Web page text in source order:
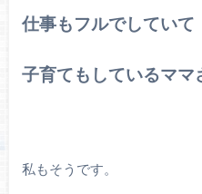
仕事もフルでしていて
子育てもしているママ
私もそうです。